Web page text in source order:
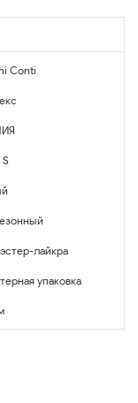
Conti
лайкра
упаковка